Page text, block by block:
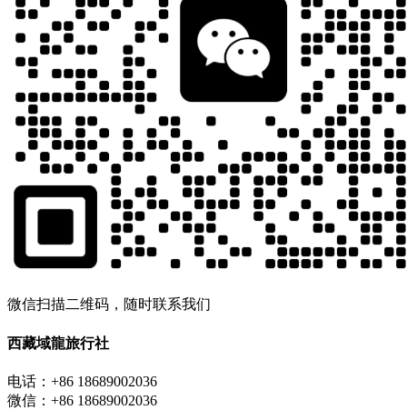
微信扫描二维码，随时联系我们
西藏域龍旅行社
电话：+86 18689002036
微信：+86 18689002036